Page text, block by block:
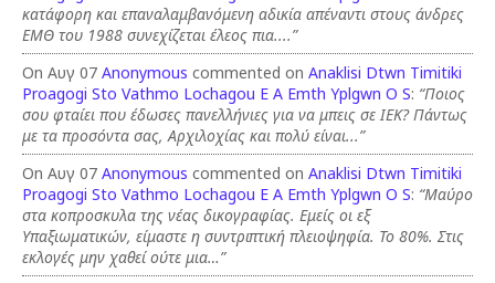
κατάφορη και επαναλαμβανόμενη αδικία απέναντι στους άνδρες
ΕΜΘ του 1988 συνεχίζεται έλεος πια....”
On Αυγ 07 Anonymous commented on Anaklisi Dtwn Timitiki
Proagogi Sto Vathmo Lochagou E A Emth Yplgwn O S: “Ποιος
σου φταίει που έδωσες πανελλήνιες για να μπεις σε ΙΕΚ? Πάντως
με τα προσόντα σας, Αρχιλοχίας και πολύ είναι...”
On Αυγ 07 Anonymous commented on Anaklisi Dtwn Timitiki
Proagogi Sto Vathmo Lochagou E A Emth Yplgwn O S: “Μαύρο
στα κοπροσκυλα της νέας δικογραφίας. Εμείς οι εξ
Υπαξιωματικών, είμαστε η συντριπτική πλειοψηφία. Το 80%. Στις
εκλογές μην χαθεί ούτε μια…”